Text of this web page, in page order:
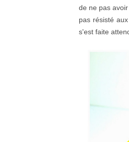
de ne pas
pas résisté
s'est faite